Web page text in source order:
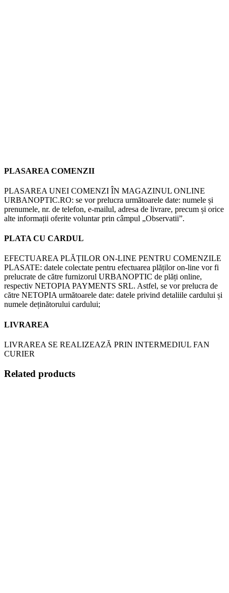
PLASAREA COMENZII
PLASAREA UNEI COMENZI ÎN MAGAZINUL ONLINE
URBANOPTIC.RO: se vor prelucra următoarele date: numele și
prenumele, nr. de telefon, e-mailul, adresa de livrare, precum și orice
alte informații oferite voluntar prin câmpul „Observatii”.
PLATA CU CARDUL
EFECTUAREA PLĂȚILOR ON-LINE PENTRU COMENZILE
PLASATE: datele colectate pentru efectuarea plăților on-line vor fi
prelucrate de către furnizorul URBANOPTIC de plăți online,
respectiv NETOPIA PAYMENTS SRL. Astfel, se vor prelucra de
către NETOPIA următoarele date: datele privind detaliile cardului și
numele deținătorului cardului;
LIVRAREA
LIVRAREA SE REALIZEAZĂ PRIN INTERMEDIUL FAN
CURIER
Related products